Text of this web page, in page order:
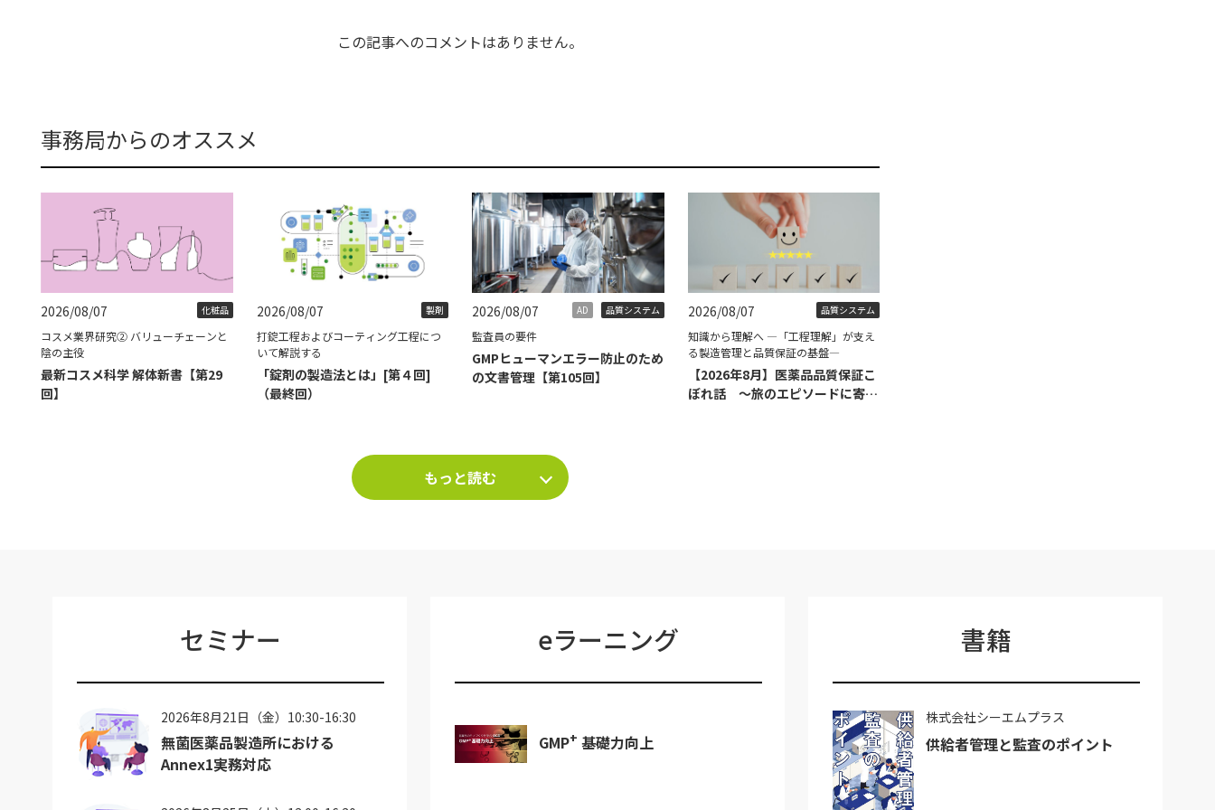
この記事へのコメントはありません。
事務局からのオススメ
2026/08/07 化粧品
コスメ業界研究② バリューチェーンと
陰の主役
最新コスメ科学 解体新書【第29
回】
2026/08/07 製剤
打錠工程およびコーティング工程につ
いて解説する
「錠剤の製造法とは」[第４回]
（最終回）
2026/08/07 AD 品質システム
監査員の要件
GMPヒューマンエラー防止のため
の文書管理【第105回】
2026/08/07 品質システム
知識から理解へ ―「工程理解」が支え
る製造管理と品質保証の基盤―
【2026年8月】医薬品品質保証こ
ぼれ話 ～旅のエピソードに寄せ
もっと読む
セミナー
2026年8月21日（金）10:30-16:30
無菌医薬品製造所における
Annex1実務対応
eラーニング
GMP+ 基礎力向上
書籍
株式会社シーエムプラス
供給者管理と監査のポイント